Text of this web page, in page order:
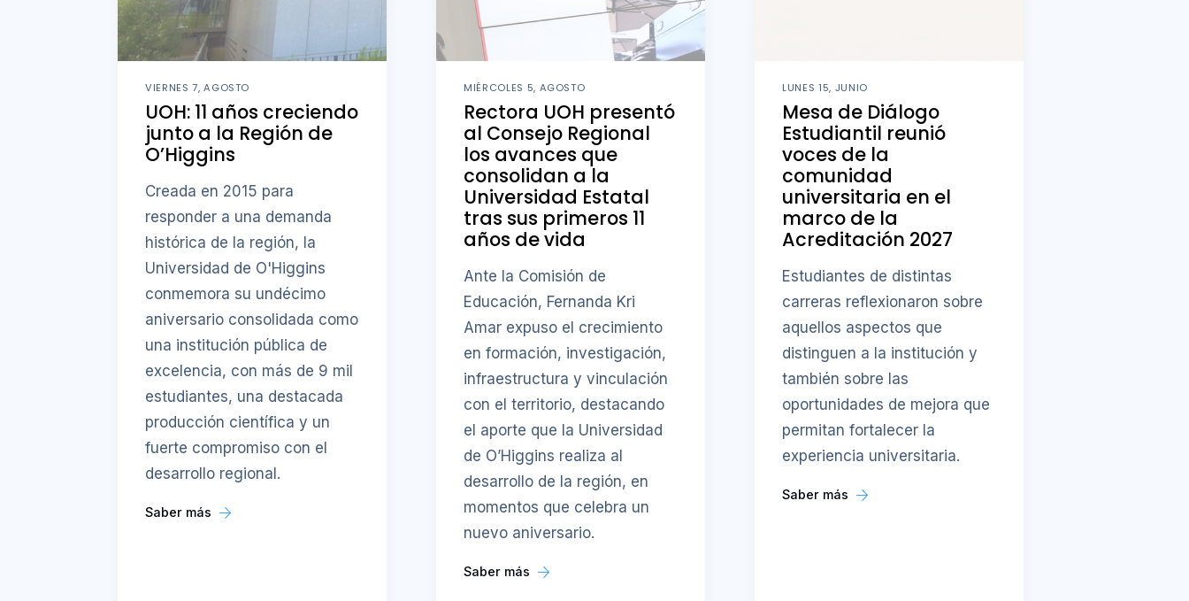
VIERNES 7, AGOSTO
UOH: 11 años creciendo
junto a la Región de
O’Higgins
Creada en 2015 para
responder a una demanda
histórica de la región, la
Universidad de O'Higgins
conmemora su undécimo
aniversario consolidada como
una institución pública de
excelencia, con más de 9 mil
estudiantes, una destacada
producción científica y un
fuerte compromiso con el
desarrollo regional.
Saber más
MIÉRCOLES 5, AGOSTO
Rectora UOH presentó
al Consejo Regional
los avances que
consolidan a la
Universidad Estatal
tras sus primeros 11
años de vida
Ante la Comisión de
Educación, Fernanda Kri
Amar expuso el crecimiento
en formación, investigación,
infraestructura y vinculación
con el territorio, destacando
el aporte que la Universidad
de O’Higgins realiza al
desarrollo de la región, en
momentos que celebra un
nuevo aniversario.
Saber más
LUNES 15, JUNIO
Mesa de Diálogo
Estudiantil reunió
voces de la
comunidad
universitaria en el
marco de la
Acreditación 2027
Estudiantes de distintas
carreras reflexionaron sobre
aquellos aspectos que
distinguen a la institución y
también sobre las
oportunidades de mejora que
permitan fortalecer la
experiencia universitaria.
Saber más